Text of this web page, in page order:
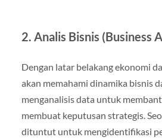
2. Analis Bisnis (Business
Dengan latar belakang ekonomi
akan memahami dinamika bisnis
menganalisis data untuk
membuat keputusan strategis.
dituntut untuk mengidentifikasi